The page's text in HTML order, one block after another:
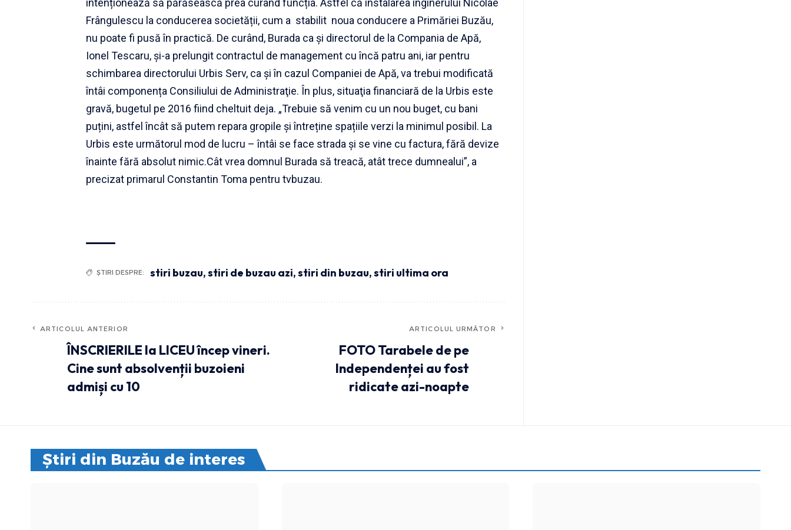
Frângulescu la conducerea societății, cum a stabilit noua conducere a Primăriei Buzău,
nu poate fi pusă în practică. De curând, Burada ca și directorul de la Compania de Apă,
Ionel Tescaru, și-a prelungit contractul de management cu încă patru ani, iar pentru
schimbarea directorului Urbis Serv, ca şi în cazul Companiei de Apă, va trebui modificată
întâi componența Consiliului de Administraţie. În plus, situaţia financiară de la Urbis este
gravă, bugetul pe 2016 fiind cheltuit deja. „Trebuie să venim cu un nou buget, cu bani
puțini, astfel încât să putem repara gropile și întreține spațiile verzi la minimul posibil. La
Urbis este următorul mod de lucru – întâi se face strada și se vine cu factura, fără devize
înainte fără absolut nimic.Cât vrea domnul Burada să treacă, atât trece dumnealui”, a
precizat primarul Constantin Toma pentru tvbuzau.
ȘTIRI DESPRE: stiri buzau,stiri de buzau azi,stiri din buzau,stiri ultima ora
ARTICOLUL ANTERIOR
ÎNSCRIERILE la LICEU încep vineri.
Cine sunt absolvenții buzoieni
admiși cu 10
ARTICOLUL URMĂTOR
FOTO Tarabele de pe
Independenței au fost
ridicate azi-noapte
Știri din Buzău de interes